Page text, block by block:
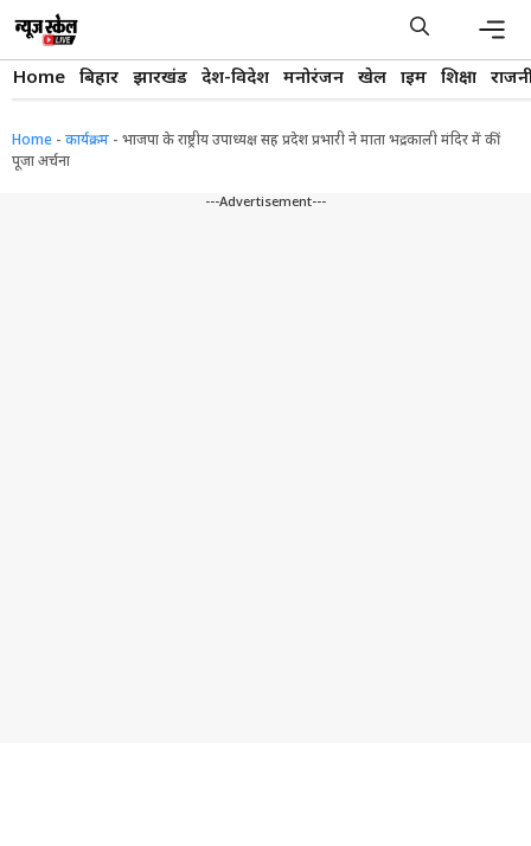
content
Home बिहार झारखंड देश-विदेश मनोरंजन खेल क्राइम शिक्षा
Home - कार्यक्रम - भाजपा के राष्ट्रीय उपाध्यक्ष सह प्रदेश प्रभारी ने माता भद्रकाली मंदिर में कीं
पूजा अर्चना
---Advertisement---